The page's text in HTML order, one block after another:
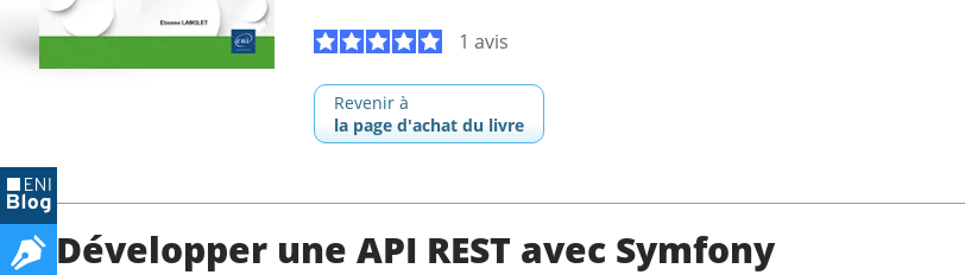
1 avis
Revenir à
la page d'achat du livre
Développer une API REST avec Symfony